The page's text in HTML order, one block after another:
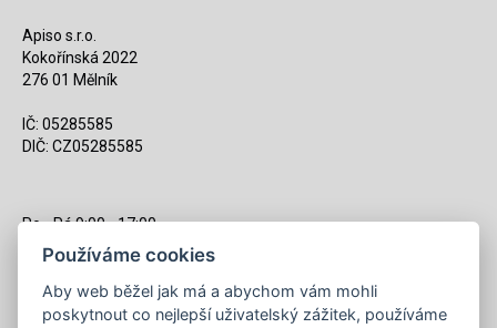
Apiso s.r.o.
Kokořínská 2022
276 01 Mělník
IČ: 05285585
DIČ: CZ05285585
Po - Pá 9:00 - 17:00
(12:00 - 12:30 pauza)
Používáme cookies
Aby web běžel jak má a abychom vám mohli
poskytnout co nejlepší uživatelský zážitek, používáme